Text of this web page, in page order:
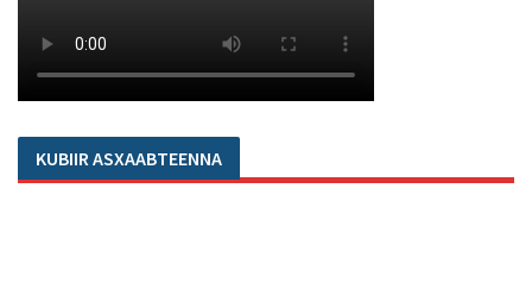
KUBIIR ASXAABTEENNA